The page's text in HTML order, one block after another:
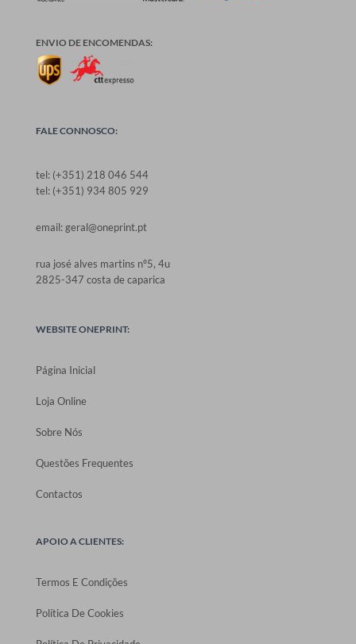
ENVIO DE ENCOMENDAS:
FALE CONNOSCO:
tel: (+351) 218 046 544
tel: (+351) 934 805 929
email: geral@oneprint.pt
rua josé alves martins nº5, 4u
2825-347 costa de caparica
WEBSITE ONEPRINT:
Página Inicial
Loja Online
Sobre Nós
Questões Frequentes
Contactos
APOIO A CLIENTES:
Termos E Condições
Política De Cookies